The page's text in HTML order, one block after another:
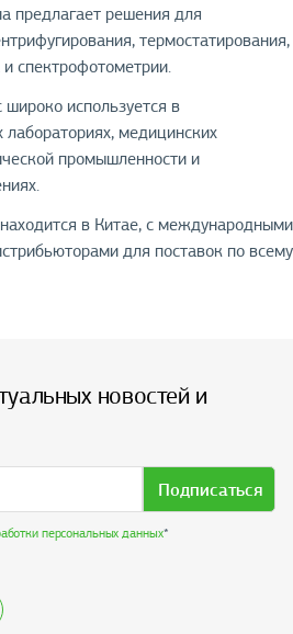
предлагает решения для
термостатирования,
спектрофотометрии.
используется в
лабораториях, медицинских
промышленности и
в Китае, с международными
для поставок по всему
новостей и
Подписаться
персональных данных*